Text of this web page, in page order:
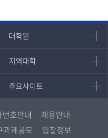
대학원
대학원
대학원
경영대학원
지역대학
지역대학
지역대학 포털
서울지역대학
대구경북지역대학
인천지역대학
주요사이트
주요사이트
멘토링
진로심리상담
교육정보화본부
번호안내
채용안내
과제공모 입찰정보